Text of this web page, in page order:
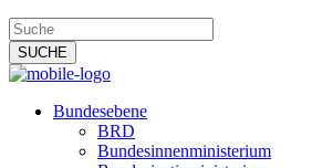
Bundesebene
BRD
Bundesinnenministerium